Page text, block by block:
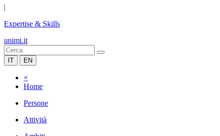
|
Expertise & Skills
unimi.it
IT EN
×
Home
Persone
Attività